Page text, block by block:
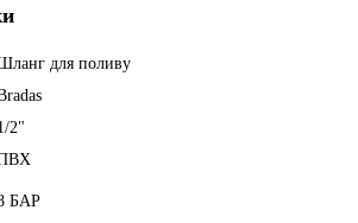
для поливу
2"
БАР